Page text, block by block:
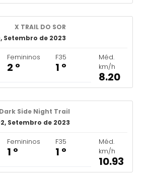
X TRAIL DO SOR
Setembro de 2023
Femininos
2 º
F35
1 º
Méd.
km/h
8.20
Side Night Trail
Setembro de 2023
Femininos
1 º
F35
1 º
Méd.
km/h
10.93